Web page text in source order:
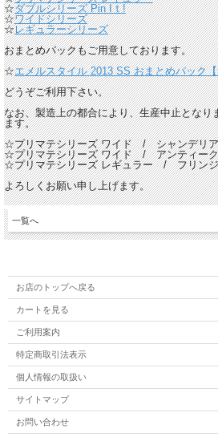
☆ダブルシリーズ Pin Iｔ!
☆ワイドシリーズ
☆レギュラーシリーズ
おまとめパックもご用意しております。
☆エメルスタイル 2013 SS おまとめパック
どうぞご利用下さい。
なお、製造上の都合により、生産中止となり
ます。
☆プリマテシリーズ ワイド / シャンデリア
☆プリマテシリーズ ワイド / アンティーク
☆プリマテシリーズ レギュラー / フリンジ
よろしくお願い申し上げます。
一覧へ
お店のトップへ戻る
カートを見る
ご利用案内
特定商取引法表示
個人情報の取扱い
サイトマップ
お問い合わせ